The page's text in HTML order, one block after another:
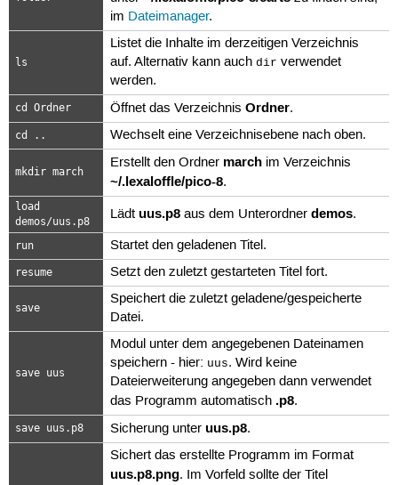
im Dateimanager.
ls
Listet die Inhalte im derzeitigen Verzeichnis
auf. Alternativ kann auchdir verwendet
werden.
cd Ordner Öffnet das VerzeichnisOrdner.
cd .. Wechselt eine Verzeichnisebene nach oben.
mkdir march
Erstellt den Ordner march im Verzeichnis
~/.lexaloffle/pico-8.
load
demos/uus.p8
Lädt uus.p8 aus dem Unterordnerdemos.
run Startet den geladenen Titel.
resume Setzt den zuletzt gestarteten Titel fort.
save
Speichert die zuletzt geladene/gespeicherte
Datei.
save uus
Modul unter dem angegebenen Dateinamen
speichern - hier: uus. Wird keine
Dateierweiterung angegeben dann verwendet
das Programm automatisch .p8.
save uus.p8 Sicherung unter uus.p8.
Sichert das erstellte Programm im Format
uus.p8.png. Im Vorfeld sollte der Titel